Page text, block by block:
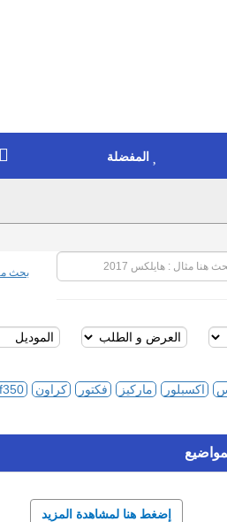
المفضلة
بحث
اكسبلور ماركيز فكتور كراون f350
إضغط هنا لمشاهدة المزيد